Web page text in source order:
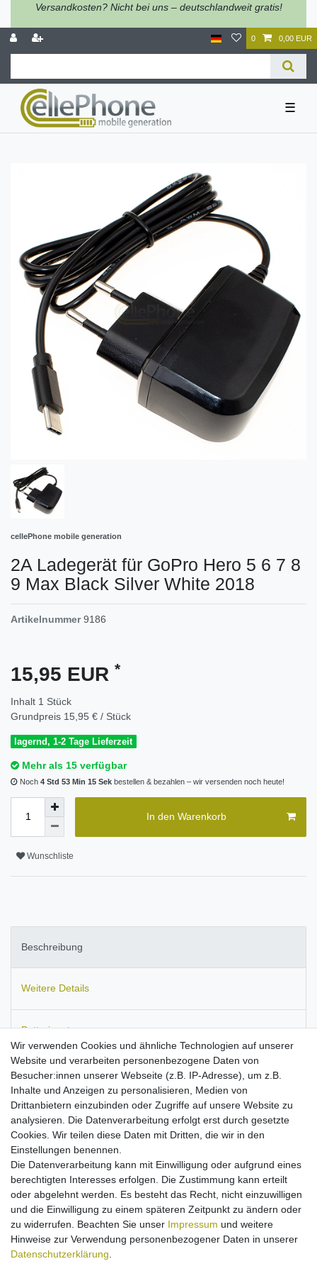
Versandkosten? Nicht bei uns – deutschlandweit gratis!
0 0,00 EUR
☰
cellePhone mobile generation
2A Ladegerät für GoPro Hero 5 6 7 8
9 Max Black Silver White 2018
Artikelnummer 9186
15,95 EUR *
Inhalt 1 Stück
Grundpreis 15,95 € / Stück
lagernd, 1-2 Tage Lieferzeit
Mehr als 15 verfügbar
Noch 4 Std 53 Min 15 Sek bestellen & bezahlen – wir versenden noch heute!
In den Warenkorb
Wunschliste
Beschreibung
Weitere Details
Batterieentsorgung
Informationen zur Produktsicherheit
Passend fürGoPro Hero 9, Hero 8, Max, Hero 7 Black, Hero 7
Silver, Hero 7 White, Hero 6 Black, Hero 5 Black, Hero 2018,
Hero5 Session.
kompaktesReise-Ladegerätmit flexibler
Eingangsspannung
Input100V-240V ~ 50/60Hz
Ausgangsleistung2A / 5V
Kabellängeca. 1,20m
Wir verwenden Cookies und ähnliche Technologien auf unserer
Website und verarbeiten personenbezogene Daten von
Besucher:innen unserer Webseite (z.B. IP-Adresse), um z.B.
Inhalte und Anzeigen zu personalisieren, Medien von
Drittanbietern einzubinden oder Zugriffe auf unsere Website zu
analysieren. Die Datenverarbeitung erfolgt erst durch gesetzte
Cookies. Wir teilen diese Daten mit Dritten, die wir in den
Einstellungen benennen.
Die Datenverarbeitung kann mit Einwilligung oder aufgrund eines
berechtigten Interesses erfolgen. Die Zustimmung kann erteilt
oder abgelehnt werden. Es besteht das Recht, nicht einzuwilligen
und die Einwilligung zu einem späteren Zeitpunkt zu ändern oder
zu widerrufen. Beachten Sie unser Impressum und weitere
Hinweise zur Verwendung personenbezogener Daten in unserer
Daten­schutz­erklärung